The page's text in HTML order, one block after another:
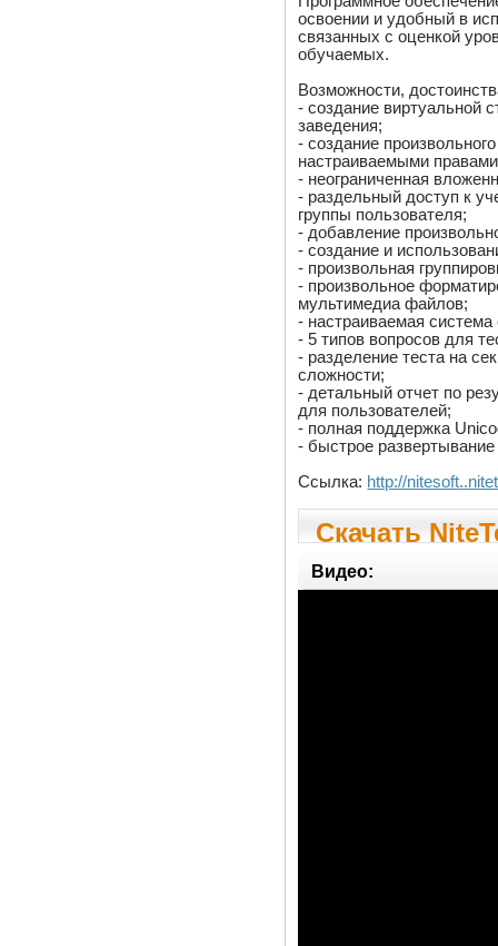
освоении и удобный в
связанных с оценкой
обучаемых.
Возможности,
- создание виртуальной
заведения;
- создание
настраиваемыми
- неограниченная
- раздельный доступ к
группы пользователя;
- добавление
- создание и
- произвольная
- произвольное
мультимедиа файлов;
- настраиваемая
- 5 типов вопросов для
- разделение теста на
сложности;
- детальный отчет по
для пользователей;
- полная поддержка
- быстрое
Ссылка: http://
Скачать
Видео: